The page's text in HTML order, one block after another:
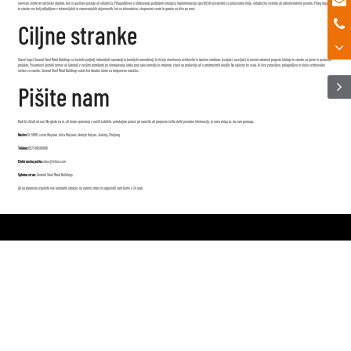
servisne centre ter občinske objekte, kot so gasilske postaje ali skladišča. Prilagodljivost v oblikovanju podjetjem omogoča implementacijo specifičnih postavitev za proizvodne linije, skladiščne sisteme ali administrativne pisarne. Poleg tega so
te stavbe vse bolj priljubljene v rekreacijskih in stanovanjskih dejavnostih, kot so telovadnice, skupnostni centri in garaže za hiše po meri.
Ciljne stranke
Glavni kupci General Steel Metal Buildings so lastniki podjetij, industrijski operaterji in kmetijski menedžerji, ki iščejo stroškovno učinkovite in trpežne strukture. Izvajalci, razvijalci in mestni urbanisti pogosto izbirajo te stavbe za javne in poslovne
projekte. Posamezni lastniki domov ali ljubitelji z večjimi potrebami po shranjevanju lahko prav tako koristijo te strukture, zlasti na podeželju ali v predmestnih okoljih. Na splošno bo vsak, ki išče zanesljivo, prilagodljivo in nizko vzdrževalno
rešitev za stavbo, General Steel Metal Buildings našel kot idealno izbiro za dolgoročno naložbo.
Pišite nam
Radi bi slišali od vas! Ne glede na to, ali imate vprašanja o naših izdelkih, potrebujete pomoč pri naročilu ali preprosto želite deliti povratne informacije, je naša ekipa tu, da vam pomaga.
Naslov:Št. 5888, cesta Wuyuan, ulica Wuyuan, okrožje Haiyan, Jiaxing, Zhejiang
Telefon:0573-86598806
Elektronska pošta:sales@fsilon.com
Spletna stran: General Steel Metal Buildings
Ali pa preprosto izpolnite naš kontaktni obrazec na spletni strani in odgovorili vam bomo v 24 urah.